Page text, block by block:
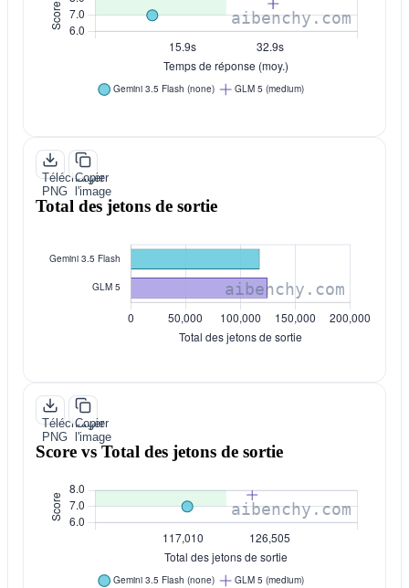
Télécharger
PNG
Copier
l'image
Total des jetons de sortie
Télécharger
PNG
Copier
l'image
Score vs Total des jetons de sortie